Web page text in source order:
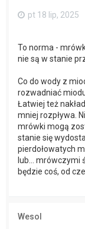
pt 18 lip, 2025
To norma -
nie są w stanie
Co do wody z
rozwadniać
Łatwiej też
mniej rozpływa.
mrówki mogą
stanie się
pierdołowatych
lub... mrówczymi
będzie coś, od
Wesol